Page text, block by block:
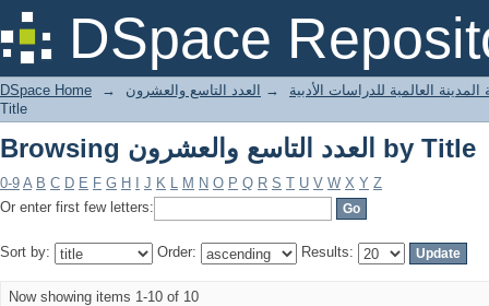
DSpace Browsing العدد التاسع والعشرون by Title
DSpace Home → العالمية للدراسات الأدبية →
العدد التاسع والعشرون
Title
Browsing العدد التاسع والعشرون by Title
0-9 A B C D E F G H J K L M N O P Q R S T U V W X Y Z
Or enter first few letters:
Sort by: Order: Results:
Now showing items 1-10 of 10